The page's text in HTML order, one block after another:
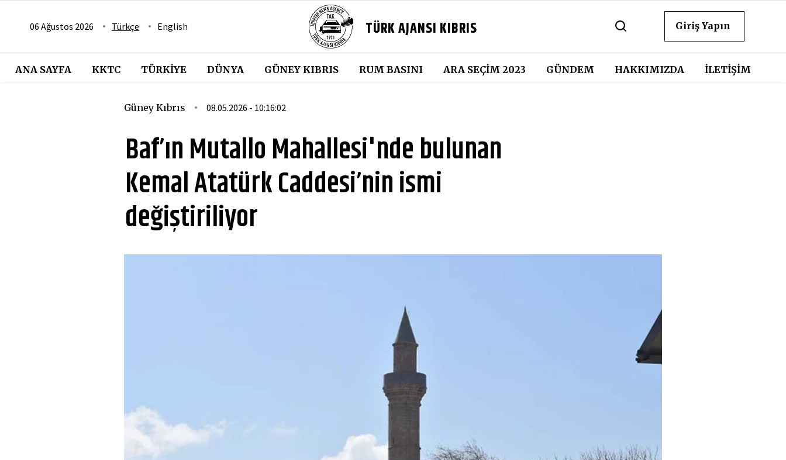
06 Ağustos 2026 Türkçe English TÜRK AJANSI KIBRIS Giriş Yapın
ANA SAYFA KKTC TÜRKIYE DÜNYA GÜNEY KIBRIS RUM BASINI ARA SEÇIM 2023 GÜNDEM HAKKIMIZDA İLETİŞİM
Güney Kıbrıs 08.05.2026 - 10:16:02
Baf’ın Mutallo Mahallesi'nde bulunan
Kemal Atatürk Caddesi’nin ismi
değiştiriliyor